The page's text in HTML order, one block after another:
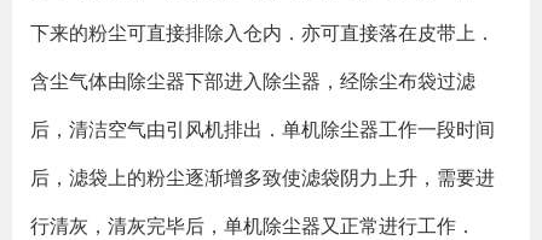
下来的粉尘可直接排除入仓内．亦可直接落在皮带上．
含尘气体由除尘器下部进入除尘器，经除尘布袋过滤
后，清洁空气由引风机排出．单机除尘器工作一段时间
后，滤袋上的粉尘逐渐增多致使滤袋阴力上升，需要进
行清灰，清灰完毕后，单机除尘器又正常进行工作．